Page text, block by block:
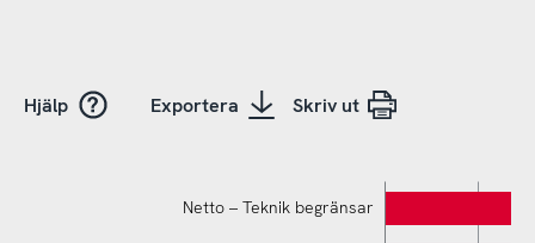
Hjälp Exportera Skriv ut
Netto – Teknik begränsar